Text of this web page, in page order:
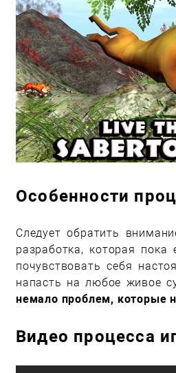
Особенности
Следует обратить
разработка, которая
почувствовать себя
напасть на любое живое
немало проблем, которые
Видео процесса